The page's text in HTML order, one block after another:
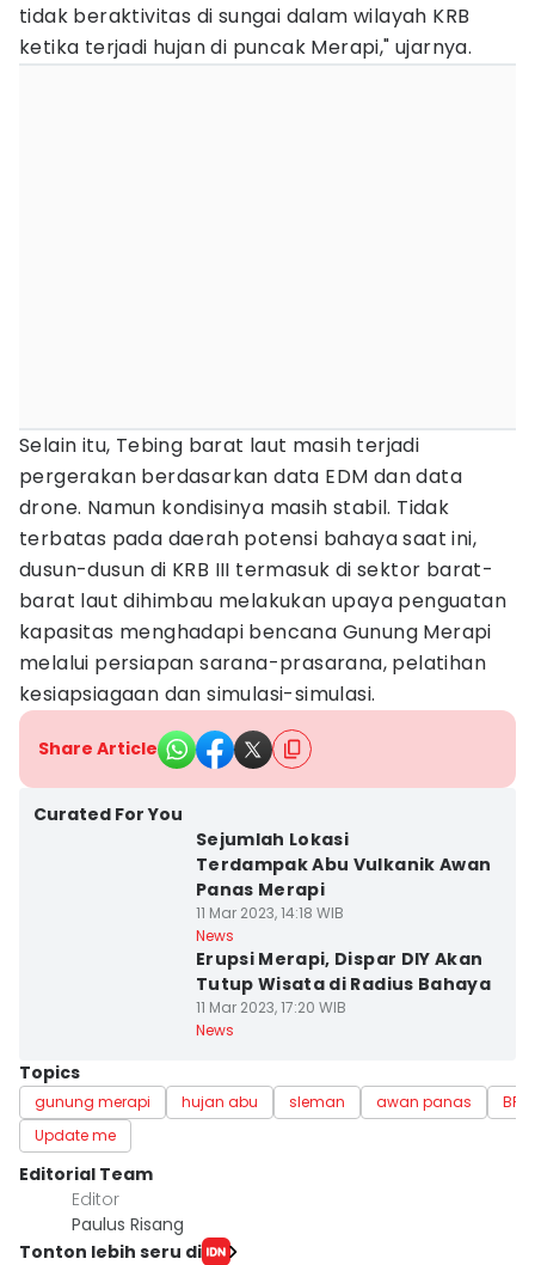
tidak beraktivitas di sungai dalam wilayah KRB
ketika terjadi hujan di puncak Merapi," ujarnya.
Selain itu, Tebing barat laut masih terjadi
pergerakan berdasarkan data EDM dan data
drone. Namun kondisinya masih stabil. Tidak
terbatas pada daerah potensi bahaya saat ini,
dusun-dusun di KRB III termasuk di sektor barat-
barat laut dihimbau melakukan upaya penguatan
kapasitas menghadapi bencana Gunung Merapi
melalui persiapan sarana-prasarana, pelatihan
kesiapsiagaan dan simulasi-simulasi.
Share Article
Curated For You
Sejumlah Lokasi
Terdampak Abu Vulkanik Awan
Panas Merapi
11 Mar 2023, 14:18 WIB
News
Erupsi Merapi, Dispar DIY Akan
Tutup Wisata di Radius Bahaya
11 Mar 2023, 17:20 WIB
News
Topics
gunung merapi hujan abu sleman awan panas
Update me
Editorial Team
Editor
Paulus Risang
Tonton lebih seru di